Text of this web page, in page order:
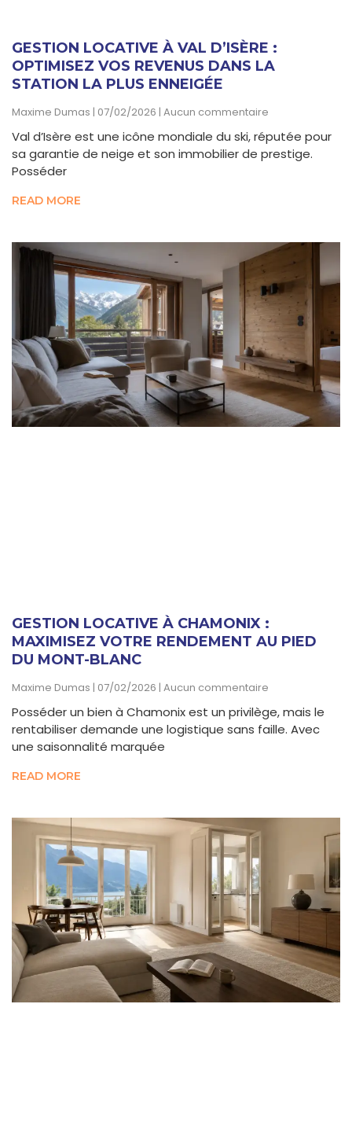
GESTION LOCATIVE À VAL D’ISÈRE :
OPTIMISEZ VOS REVENUS DANS LA
STATION LA PLUS ENNEIGÉE
Maxime Dumas 07/02/2026 Aucun commentaire
Val d’Isère est une icône mondiale du ski, réputée pour
sa garantie de neige et son immobilier de prestige.
Posséder
READ MORE
GESTION LOCATIVE À CHAMONIX :
MAXIMISEZ VOTRE RENDEMENT AU PIED
DU MONT-BLANC
Maxime Dumas 07/02/2026 Aucun commentaire
Posséder un bien à Chamonix est un privilège, mais le
rentabiliser demande une logistique sans faille. Avec
une saisonnalité marquée
READ MORE